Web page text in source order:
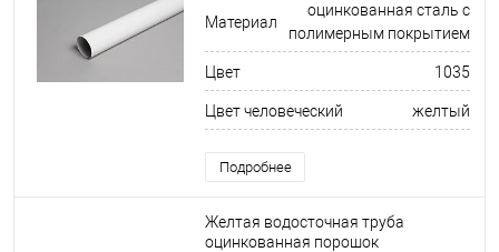
Материал
оцинкованная сталь с
полимерным покрытием
Цвет 1035
Цвет человеческий желтый
Подробнее
Желтая водосточная труба
оцинкованная порошок